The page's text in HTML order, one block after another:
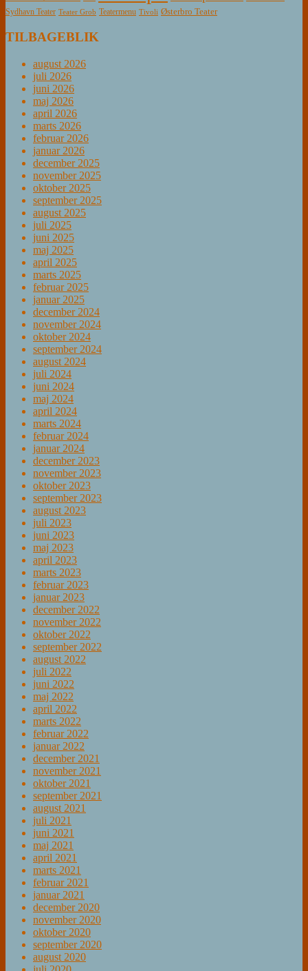
Sydhavn Teater Teater Grob Teatermenu Tivoli Østerbro Teater
TILBAGEBLIK
august 2026
juli 2026
juni 2026
maj 2026
april 2026
marts 2026
februar 2026
januar 2026
december 2025
november 2025
oktober 2025
september 2025
august 2025
juli 2025
juni 2025
maj 2025
april 2025
marts 2025
februar 2025
januar 2025
december 2024
november 2024
oktober 2024
september 2024
august 2024
juli 2024
juni 2024
maj 2024
april 2024
marts 2024
februar 2024
januar 2024
december 2023
november 2023
oktober 2023
september 2023
august 2023
juli 2023
juni 2023
maj 2023
april 2023
marts 2023
februar 2023
januar 2023
december 2022
november 2022
oktober 2022
september 2022
august 2022
juli 2022
juni 2022
maj 2022
april 2022
marts 2022
februar 2022
januar 2022
december 2021
november 2021
oktober 2021
september 2021
august 2021
juli 2021
juni 2021
maj 2021
april 2021
marts 2021
februar 2021
januar 2021
december 2020
november 2020
oktober 2020
september 2020
august 2020